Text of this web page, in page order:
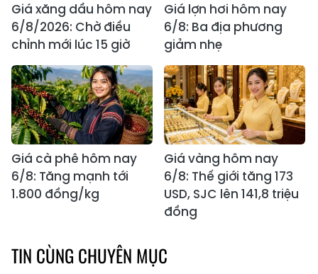
Giá xăng dầu hôm nay
6/8/2026: Chờ điều
chỉnh mới lúc 15 giờ
Giá lợn hơi hôm nay
6/8: Ba địa phương
giảm nhẹ
Giá cà phê hôm nay
6/8: Tăng mạnh tới
1.800 đồng/kg
Giá vàng hôm nay
6/8: Thế giới tăng 173
USD, SJC lên 141,8 triệu
đồng
TIN CÙNG CHUYÊN MỤC